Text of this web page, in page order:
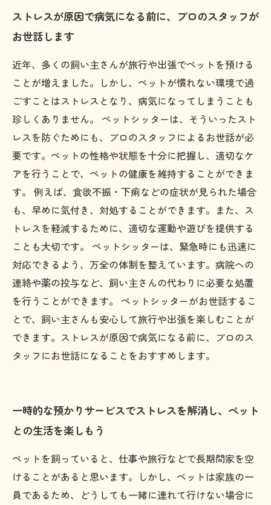
ストレスが原因で病気になる前に、プロのスタッフが
お世話します
近年、多くの飼い主さんが旅行や出張でペットを預ける
ことが増えました。しかし、ペットが慣れない環境で過
ごすことはストレスとなり、病気になってしまうことも
珍しくありません。 ペットシッターは、そういったスト
レスを防ぐためにも、プロのスタッフによるお世話が必
要です。ペットの性格や状態を十分に把握し、適切なケ
アを行うことで、ペットの健康を維持することができま
す。 例えば、食欲不振・下痢などの症状が見られた場合
も、早めに気付き、対処することができます。また、ス
トレスを軽減するために、適切な運動や遊びを提供する
ことも大切です。 ペットシッターは、緊急時にも迅速に
対応できるよう、万全の体制を整えています。病院への
連絡や薬の投与など、飼い主さんの代わりに必要な処置
を行うことができます。 ペットシッターがお世話するこ
とで、飼い主さんも安心して旅行や出張を楽しむことが
できます。ストレスが原因で病気になる前に、プロのス
タッフにお世話になることをおすすめします。
一時的な預かりサービスでストレスを解消し、ペット
との生活を楽しもう
ペットを飼っていると、仕事や旅行などで長期間家を空
けることがあると思います。しかし、ペットは家族の一
員であるため、どうしても一緒に連れて行けない場合に